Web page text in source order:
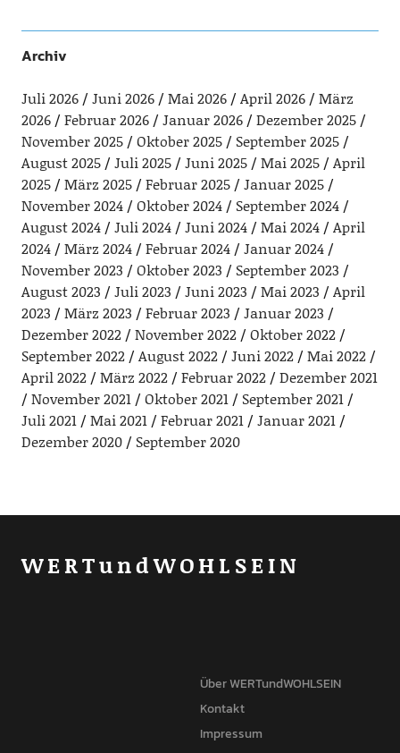
Archiv
Juli 2026 Juni 2026 Mai 2026 April 2026
März
2026
Februar 2026 Januar 2026
Dezember 2025
November 2025
Oktober 2025
September 2025
August 2025
Juli 2025 Juni 2025 Mai 2025
April
2025
März 2025 Februar 2025
Januar 2025
November 2024
Oktober 2024
September 2024
August 2024
Juli 2024 Juni 2024 Mai 2024
April
2024
März 2024 Februar 2024
Januar 2024
November 2023
Oktober 2023
September 2023
August 2023
Juli 2023 Juni 2023 Mai 2023
April
2023
März 2023 Februar 2023
Januar 2023
Dezember 2022
November 2022
Oktober 2022
September 2022
August 2022 Juni 2022
Mai 2022
April 2022
März 2022 Februar 2022
Dezember 2021
November 2021
Oktober 2021
September 2021
Juli 2021
Mai 2021 Februar 2021
Januar 2021
Dezember 2020
September 2020
WERTundWOHLSEIN
Über WERTundWOHLSEIN
Kontakt
Impressum